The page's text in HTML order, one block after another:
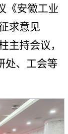
《安徽工业
求意见
主持会议，
处、工会等